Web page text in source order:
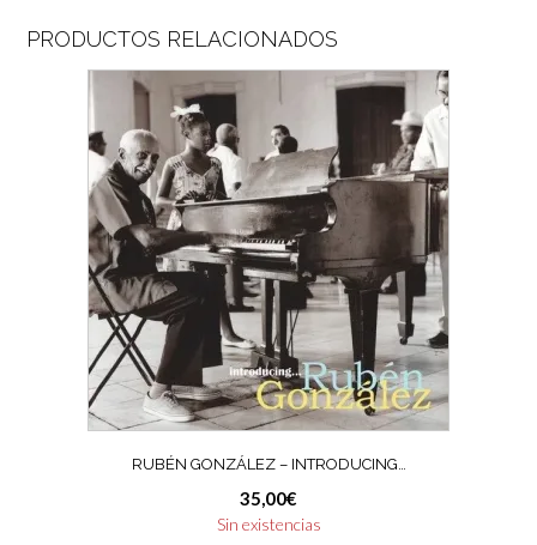
PRODUCTOS RELACIONADOS
RUBÉN GONZÁLEZ – INTRODUCING…
35,00€
Sin existencias